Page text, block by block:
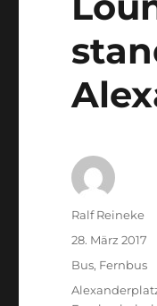
Autor
Ralf Reineke
Veröffentlicht
28. März 2017
Kategorien
Bus, Fernbus
Schlagwörter